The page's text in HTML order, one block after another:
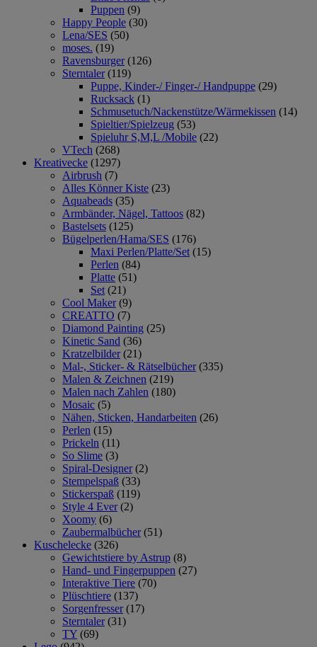
Puppen (9)
Happy People (30)
Lena/SES (50)
moses. (19)
Ravensburger (126)
Sterntaler (119)
Puppe, Kinder-/ Finger-/ Handpuppe (29)
Rucksack (1)
Schmusetuch/Nackenstütze/Wärmekissen (14)
Spieltier/Spielzeug (53)
Spieluhr S,M,L /Mobile (22)
VTech (268)
Kreativecke (1297)
Airbrush (7)
Alles Könner Kiste (23)
Aquabeads (35)
Armbänder, Nägel, Tattoos (82)
Bastelsets (125)
Bügelperlen/Hama/SES (176)
Maxi Perlen/Platte/Set (15)
Perlen (84)
Platte (51)
Set (21)
Cool Maker (9)
CREATTO (7)
Diamond Painting (25)
Kinetic Sand (36)
Kratzelbilder (21)
Mal-, Sticker- & Rätselbücher (335)
Malen & Zeichnen (219)
Malen nach Zahlen (180)
Mosaic (5)
Nähen, Sticken, Handarbeiten (26)
Perlen (15)
Prickeln (11)
So Slime (3)
Spiral-Designer (2)
Stempelspaß (33)
Stickerspaß (119)
Style 4 Ever (2)
Xoomy (6)
Zaubermalbücher (51)
Kuschelecke (326)
Gewichtstiere by Astrup (8)
Hand- und Fingerpuppen (27)
Interaktive Tiere (70)
Plüschtiere (137)
Sorgenfresser (17)
Sterntaler (31)
TY (69)